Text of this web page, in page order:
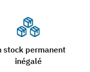
sont
correcte et
stock permanent
inégalé